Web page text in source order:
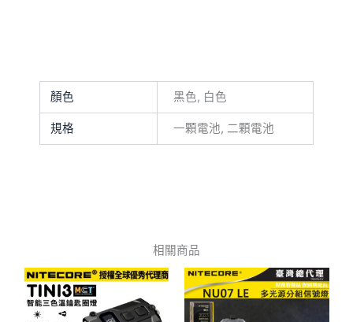
顏色 黑色, 白色
規格 一顆電池, 二顆電池
相關商品
此
品